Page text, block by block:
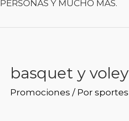
PERSONAS Y MUCHO MÁS.
basquet y voley
Promociones / Por sportes